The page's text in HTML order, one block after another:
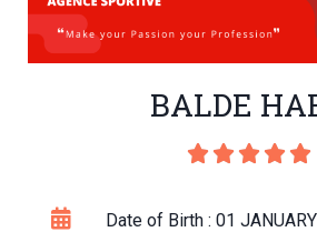
BALDE
    
Date of Birth : 01